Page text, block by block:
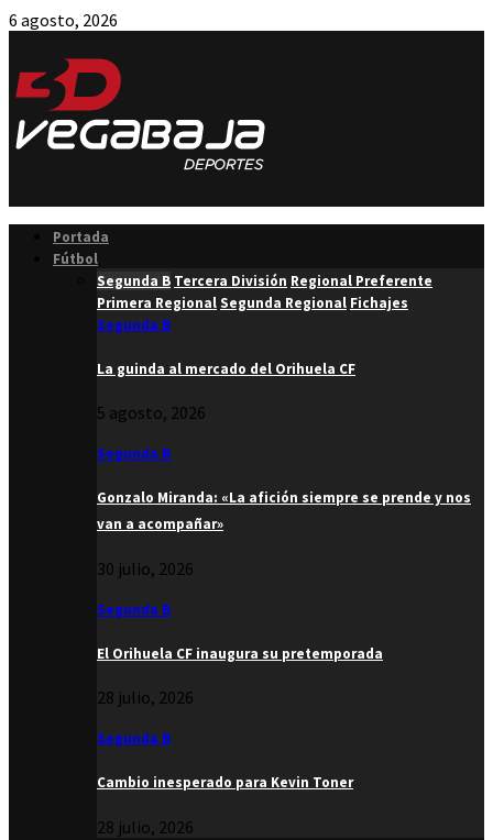
6 agosto, 2026
Portada
Fútbol
Segunda B Tercera División Regional Preferente
Primera RegionalSegunda Regional Fichajes
Segunda B
La guinda al mercado del Orihuela CF
5 agosto, 2026
Segunda B
Gonzalo Miranda: «La afición siempre se prende y nos
van a acompañar»
30 julio, 2026
Segunda B
El Orihuela CF inaugura su pretemporada
28 julio, 2026
Segunda B
Cambio inesperado para Kevin Toner
28 julio, 2026